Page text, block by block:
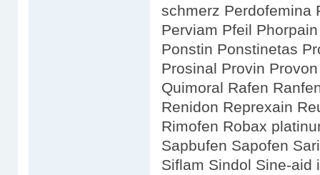
schmerz Perdofemina
Perviam Pfeil
Ponstin Ponstinetas
Prosinal Provin
Quimoral Rafen
Renidon Reprexain
Rimofen Robax
Sapbufen Sapofen
Siflam Sindol Sine-aid